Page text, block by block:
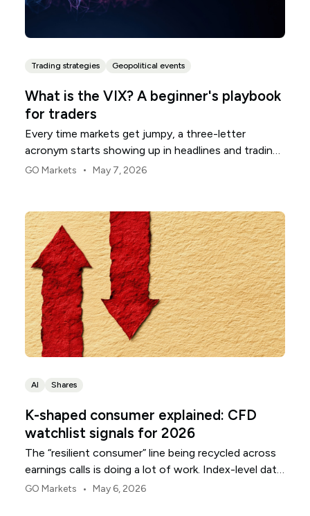
Trading strategies Geopolitical events
What is the VIX? A beginner's playbook
for traders
Every time markets get jumpy, a three-letter
acronym starts showing up in headlines and trading
rooms. The VIX. You will see it called the fear gauge,
track but few stop to explain.
GO Markets • May 7, 2026
AI Shares
K-shaped consumer explained: CFD
watchlist signals for 2026
The “resilient consumer” line being recycled across
earnings calls is doing a lot of work. Index-level data
helps it along. Headline retail sales hold. Spending
GO Markets • May 6, 2026